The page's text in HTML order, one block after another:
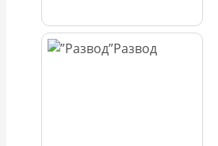
Развод